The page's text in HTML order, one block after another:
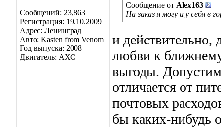
Сообщений: 23,863
Регистрация: 19.10.2009
Адрес: Ленинград
Авто: Kasten from Venom
Год выпуска: 2008
Двигатель: АХС
Сообщение от Alex163
На заказ я могу и у себя в
и действительно,
любви к
выгоды.
отличается от
почтовых
бы каких-нибудь